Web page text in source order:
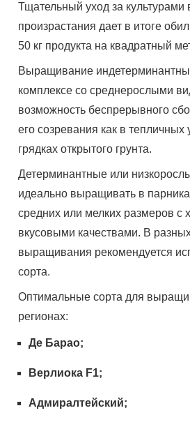
Тщательный уход за культурами
произрастания дает в итоге
50 кг продукта на квадратный
Выращивание
комплексе со среднерослыми
возможность беспрерывного
его созревания как в тепличных
грядках открытого грунта.
Детерминантные или
идеально выращивать в
средних или мелких размеров с
вкусовыми качествами. В
выращивания рекомендуется
сорта.
Оптимальные сорта для
регионах:
Де Барао;
Верлиока F1;
Адмиралтейский;